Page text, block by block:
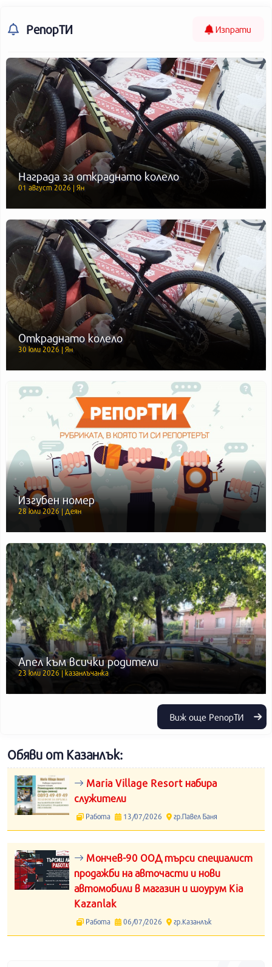
РепорТИ Изпрати
Награда за откраднато колело
01 август 2026 | Ян
Откраднато колело
30 юли 2026 | Ян
Изгубен номер
28 юли 2026 | Деян
Апел към всички родители
23 юли 2026 | казанлъчанка
Виж още РепорТИ
Обяви от Казанлък:
Maria Village Resort набира
служители
Работа 13/07/2026 гр.Павел Баня
Мончев-90 ООД търси специалист
продажби на авточасти и нови
автомобили в магазин и шоурум Kia
Kazanlak
Работа 06/07/2026 гр.Казанлък